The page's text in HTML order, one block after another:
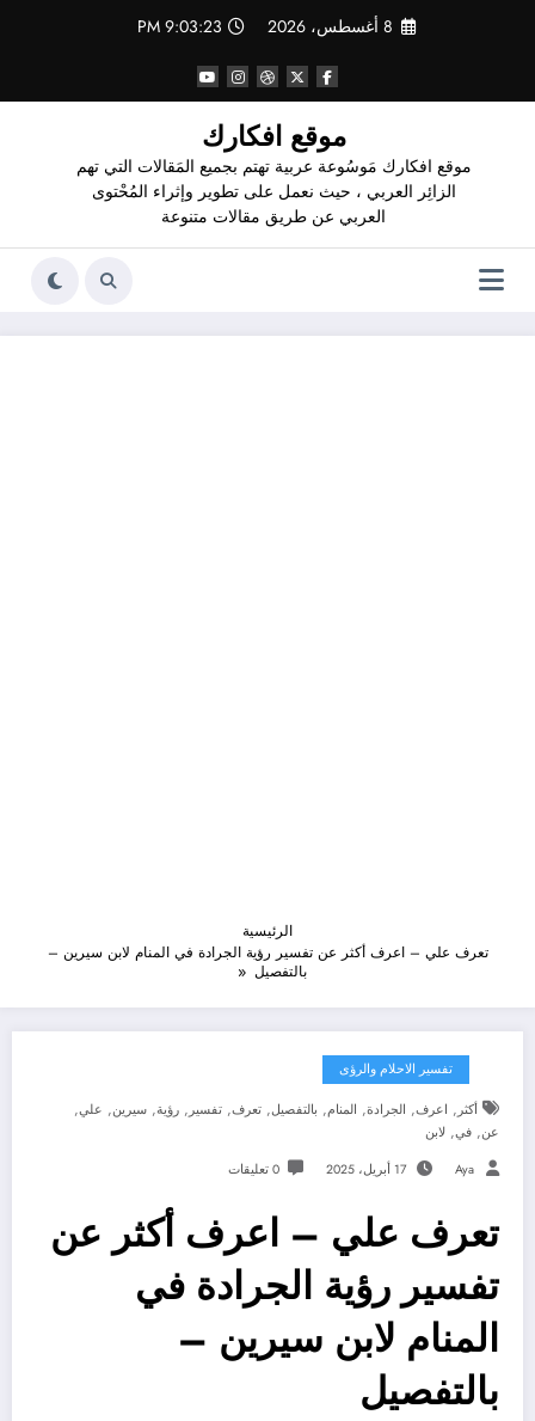
8 أغسطس، 2026 9:03:24 PM
موقع افكارك
موقع افكارك مَوسُوعة عربية تهتم بجميع المَقالات التي تهم
الزائِر العربي ، حيث نعمل على تطوير وإثراء المُحْتوى
العربي عن طريق مقالات متنوعة
الرئيسية
تعرف علي – اعرف أكثر عن تفسير رؤية الجرادة في المنام لابن سيرين –
بالتفصيل
تفسير الاحلام والرؤى
أكثر , اعرف, الجرادة, المنام, بالتفصيل, تعرف, تفسير , رؤية, سيرين, علي,
عن, في, لابن
Aya 17 أبريل، 2025 0 تعليقات
تعرف علي – اعرف أكثر عن
تفسير رؤية الجرادة في
المنام لابن سيرين –
بالتفصيل